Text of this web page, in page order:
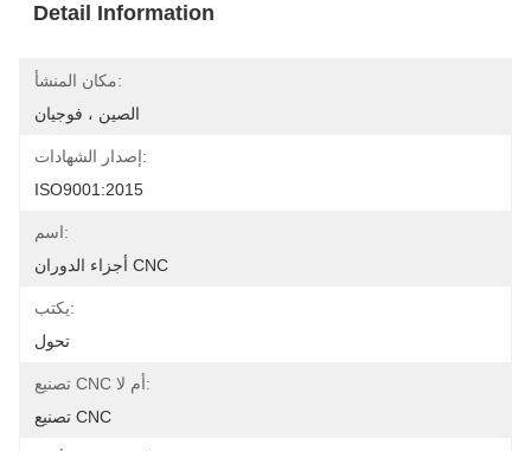
Detail Information
مكان المنشأ:
الصين ، فوجيان
إصدار الشهادات:
ISO9001:2015
اسم:
أجزاء الدوران CNC
يكتب:
تحول
تصنيع CNC أم لا:
تصنيع CNC